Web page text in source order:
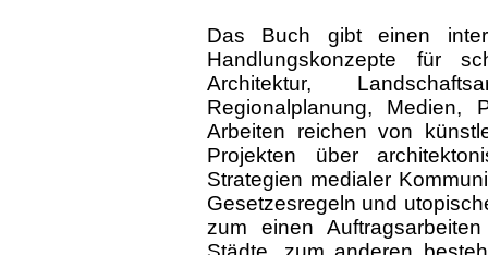
Das Buch gibt einen
Handlungskonzepte für
Architektur,
Regionalplanung, Medien,
Arbeiten reichen von
Projekten über
Strategien medialer
Gesetzesregeln und
zum einen